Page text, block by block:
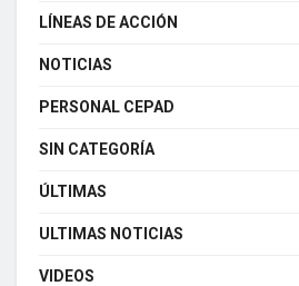
LÍNEAS DE ACCIÓN
NOTICIAS
PERSONAL CEPAD
SIN CATEGORÍA
ÚLTIMAS
ULTIMAS NOTICIAS
VIDEOS